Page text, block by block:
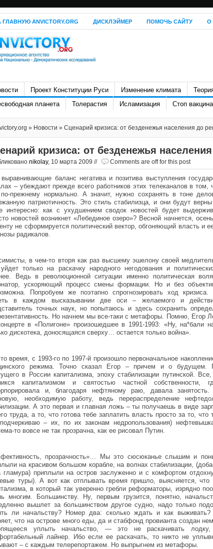
ГЛАВНУЮ ANVICTORY.ORG ДИСКЛЭЙМЕР ПОМОЧЬ САЙТУ О
Проект Конституции Руси Изменение климата
планета
Толерастия Исламизация Стоп
» Новости » Сценарий кризиса: от безденежья населения до
кризиса: от безденежья
nikolay, 10 марта 2009 // Comments are off for this post
баланс негатива и позитива выступления
– убеждают прежде всего работников этих телеканалов в том,
прежнему нормально. А значит, нужно сохранять в тоне
патриотичность. Это стиль стабилизца, и они будут
интересно: как с ухудшением сводок новостей будет
новостей возникнет «Лебединое озеро»? Весной начнется,
не сформируется политический вектор, обгоняющий власть и
радикалов.
в чем-то вторя как раз высшему эшелону своей
только на раскачку народного негодования и
Ведь в революционной ситуации именно политическая
ускоряющий процесс смены формации. Но и без
Попробуем же поэтапно спрогнозировать ход кризиса.
в каждом высказывании две оси – желаемого и
точных наук, но попытаюсь и здесь сохранить
Но начнем мы все-таки с метафоры. Помню, Егор
в «Полигоне» произошедшее в 1991-1993: «Ну, на*бали
дискотека, доносящаяся сверху… остается только война».
время, с 1993-го по 1997-й произошло первоначальное
режима. Точно сказал Егор – причем и о будущем.
в России капитализма, эпоху стабилизации путинской.
капитализмом и святостью частной собственности,
и, благодаря нефтяному раю, давала
необходимую работу, ведь перераспределение
А это первая и главная ложь – ты получаешь в виде
труда, а то, что готова тебе заплатить власть просто за то,
– их, по их законам недропользования)
то вовсе не так прозрачна, как ее рисовал Путин.
прозрачность»… Мы это сюсюканье слышим и
на красивом большом корабле, на волнах стабилизации,
гламура) приплыли на остров заслуженно и с комфортом
туры). А вот как отплывать время пришло, выясняется, что
в который так уверенно гребли реформаторы, изрядно
многим. Большинству. Ну, первым грузится, понятно,
вышлет за большинством другое судно, надо только
ли начальству? Номер два: сколько ждать и как
что на острове много еды, да и стабфонд провианта создан
уплыть начальство, — это не раскачивать
лайнер. Ибо если ее раскачать, то никто не
– с каждым телерепортажем. Но выпрыгнем из метафоры.